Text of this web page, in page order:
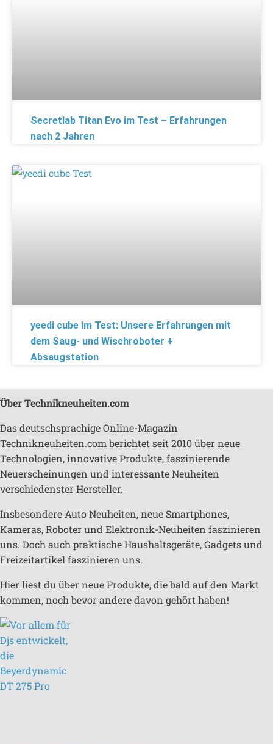
Secretlab Titan Evo im Test – Erfahrungen
nach 2 Jahren
yeedi cube im Test: Unsere Erfahrungen mit
dem Saug- und Wischroboter +
Absaugstation
Über Technikneuheiten.com
Das deutschsprachige Online-Magazin
Technikneuheiten.com berichtet seit 2010 über neue
Technologien, innovative Produkte, faszinierende
Neuerscheinungen und interessante Neuheiten
verschiedenster Hersteller.
Insbesondere Auto Neuheiten, neue Smartphones,
Kameras, Roboter und Elektronik-Neuheiten faszinieren
uns. Doch auch praktische Haushaltsgeräte, Gadgets und
Freizeitartikel faszinieren uns.
Hier liest du über neue Produkte, die bald auf den Markt
kommen, noch bevor andere davon gehört haben!